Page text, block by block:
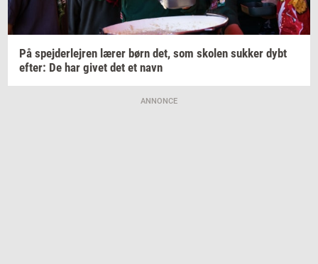
På spej­der­lej­ren lærer børn det, som sko­len suk­ker dybt
efter: De har givet det et navn
ANNONCE